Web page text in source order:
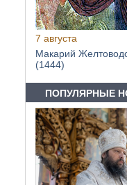
7 августа
Макарий
(1444)
ПОПУЛЯРНЫЕ